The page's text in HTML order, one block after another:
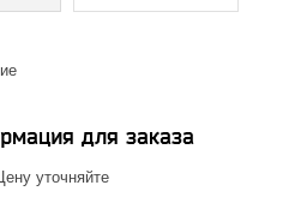
для заказа
уточняйте